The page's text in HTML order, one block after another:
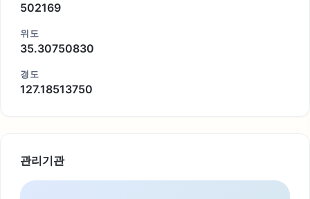
502169
위도
35.30750830
경도
127.18513750
관리기관